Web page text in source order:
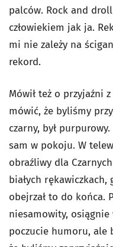
palców. Rock and
człowiekiem jak ja.
mi nie zależy na
rekord.
Mówił też o przyjaźni
mówić, że byliśmy
czarny, był
sam w pokoju. W
obraźliwy dla
białych
obejrzał to do końca.
niesamowity, osiągnie
poczucie humoru, ale